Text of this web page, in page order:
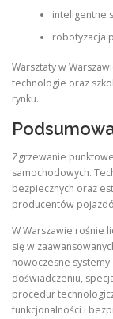
inteligentne
robotyzacja
Warsztaty w
technologie oraz
rynku.
Zgrzewanie
samochodowych.
bezpiecznych oraz
producentów
W Warszawie rośnie
się w
nowoczesne
doświadczeniu,
procedur
funkcjonalności i